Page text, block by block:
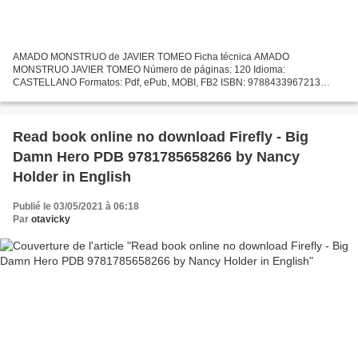
AMADO MONSTRUO de JAVIER TOMEO Ficha técnica AMADO
MONSTRUO JAVIER TOMEO Número de páginas: 120 Idioma:
CASTELLANO Formatos: Pdf, ePub, MOBI, FB2 ISBN: 9788433967213
Amazon descarga gratuita...
Read book online no download Firefly - Big
Damn Hero PDB 9781785658266 by Nancy
Holder in English
Publié le 03/05/2021 à 06:18
Par otavicky